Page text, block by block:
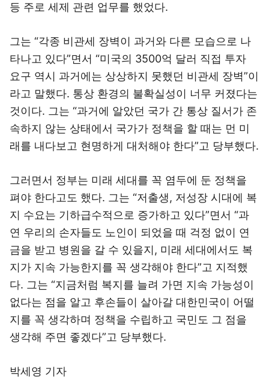
등 주로 세제 관련 업무를 했었다.
그는 “각종 비관세 장벽이 과거와 다른 모습으로 나
타나고 있다”면서 “미국의 3500억 달러 직접 투자
요구 역시 과거에는 상상하지 못했던 비관세 장벽”이
라고 말했다. 통상 환경의 불확실성이 너무 커졌다는
것이다. 그는 “과거에 알았던 국가 간 통상 질서가 존
속하지 않는 상태에서 국가가 정책을 할 때는 먼 미
래를 내다보고 현명하게 대처해야 한다”고 당부했다.
그러면서 정부는 미래 세대를 꼭 염두에 둔 정책을
펴야 한다고도 했다. 그는 “저출생, 저성장 시대에 복
지 수요는 기하급수적으로 증가하고 있다”면서 “과
연 우리의 손자들도 노인이 되었을 때 걱정 없이 연
금을 받고 병원을 갈 수 있을지, 미래 세대에서도 복
지가 지속 가능한지를 꼭 생각해야 한다”고 지적했
다. 그는 “지금처럼 복지를 늘려 가면 지속 가능성이
없다는 점을 알고 후손들이 살아갈 대한민국이 어떨
지를 꼭 생각하며 정책을 수립하고 국민도 그 점을
생각해 주면 좋겠다”고 당부했다.
박세영 기자